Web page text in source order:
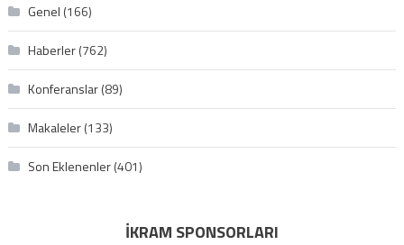
Genel (166)
Haberler(762)
Konferanslar(89)
Makaleler(133)
Son Eklenenler(401)
İKRAM SPONSORLARI